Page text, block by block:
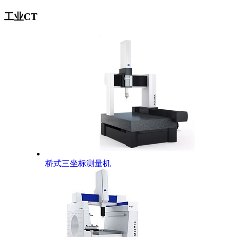
工业CT
桥式三坐标测量机